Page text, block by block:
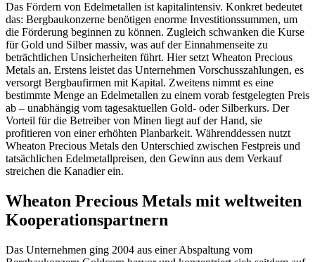
Das Fördern von Edelmetallen ist kapitalintensiv. Konkret bedeutet
das: Bergbaukonzerne benötigen enorme Investitionssummen, um
die Förderung beginnen zu können. Zugleich schwanken die Kurse
für Gold und Silber massiv, was auf der Einnahmenseite zu
beträchtlichen Unsicherheiten führt. Hier setzt Wheaton Precious
Metals an. Erstens leistet das Unternehmen Vorschusszahlungen, es
versorgt Bergbaufirmen mit Kapital. Zweitens nimmt es eine
bestimmte Menge an Edelmetallen zu einem vorab festgelegten Preis
ab – unabhängig vom tagesaktuellen Gold- oder Silberkurs. Der
Vorteil für die Betreiber von Minen liegt auf der Hand, sie
profitieren von einer erhöhten Planbarkeit. Währenddessen nutzt
Wheaton Precious Metals den Unterschied zwischen Festpreis und
tatsächlichen Edelmetallpreisen, den Gewinn aus dem Verkauf
streichen die Kanadier ein.
Wheaton Precious Metals mit weltweiten
Kooperationspartnern
Das Unternehmen ging 2004 aus einer Abspaltung vom